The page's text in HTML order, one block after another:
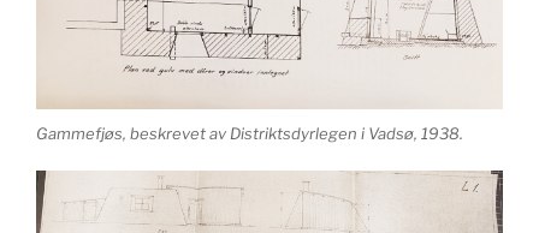
Gammefjøs, beskrevet av Distriktsdyrlegen i Vadsø, 1938.